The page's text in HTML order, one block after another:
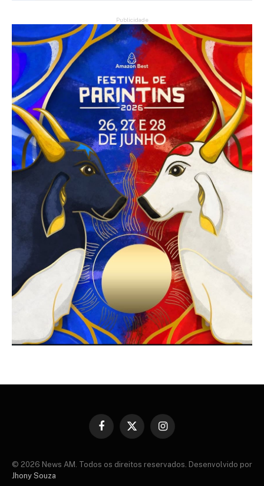
Publicidade
Facebook
X
Instagram
© 2026 News AM. Todos os direitos reservados. Desenvolvido por
Jhony Souza